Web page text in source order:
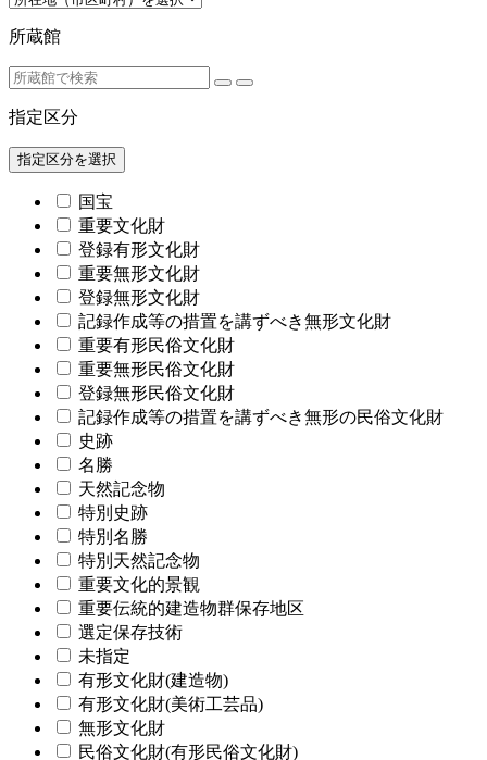
所蔵館
指定区分
指定区分を選択
国宝
重要文化財
登録有形文化財
重要無形文化財
登録無形文化財
記録作成等の措置を講ずべき無形文化財
重要有形民俗文化財
重要無形民俗文化財
登録無形民俗文化財
記録作成等の措置を講ずべき無形の民俗文化財
史跡
名勝
天然記念物
特別史跡
特別名勝
特別天然記念物
重要文化的景観
重要伝統的建造物群保存地区
選定保存技術
未指定
有形文化財(建造物)
有形文化財(美術工芸品)
無形文化財
民俗文化財(有形民俗文化財)